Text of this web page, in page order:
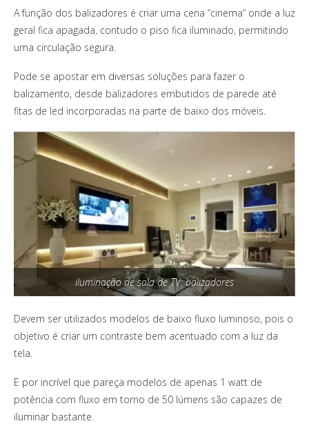
A função dos balizadores é criar uma cena “cinema” onde a luz
geral fica apagada, contudo o piso fica iluminado, permitindo
uma circulação segura.
Pode se apostar em diversas soluções para fazer o
balizamento, desde balizadores embutidos de parede até
fitas de led incorporadas na parte de baixo dos móveis.
iluminação de sala de TV: balizadores
Devem ser utilizados modelos de baixo fluxo luminoso, pois o
objetivo é criar um contraste bem acentuado com a luz da
tela.
E por incrível que pareça modelos de apenas 1 watt de
potência com fluxo em torno de 50 lúmens são capazes de
iluminar bastante.